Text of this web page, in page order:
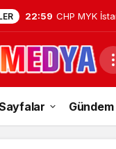
22:59 CHP MYK
Atamasını
Gündem